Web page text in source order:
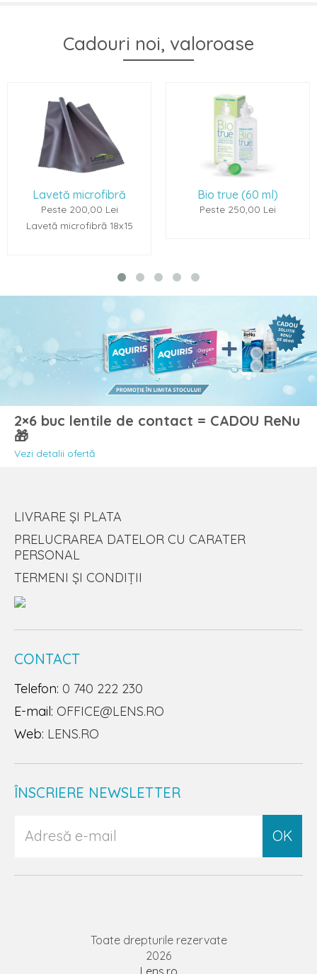
Cadouri noi, valoroase
microfibră
Peste 200,00 Lei
microfibră 18x15
Bio true (60 ml)
Peste 250,00 Lei
buc lentile de contact = CADOU
Acum livrăm și la easybox sau
Point! 🚀
LIVRARE ȘI PLATA
PRELUCRAREA DATELOR CU CARATER
PERSONAL
TERMENI ȘI CONDIȚII
CONTACT
Telefon: 0 740 222 230
E-mail: OFFICE@LENS.RO
Web: LENS.RO
ÎNSCRIERE NEWSLETTER
OK
Toate drepturile rezervate
2026